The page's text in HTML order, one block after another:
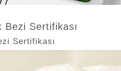
V
I
Sertifikası
Sertifikası